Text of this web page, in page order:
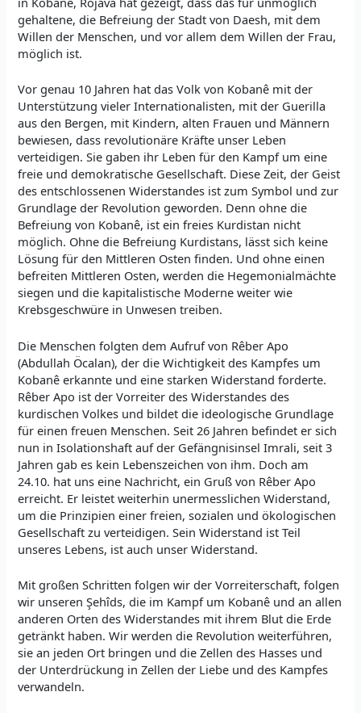
gehaltene, die Befreiung der Stadt von Daesh, mit dem
Willen der Menschen, und vor allem dem Willen der Frau,
möglich ist.
Vor genau 10 Jahren hat das Volk von Kobanê mit der
Unterstützung vieler Internationalisten, mit der Guerilla
aus den Bergen, mit Kindern, alten Frauen und Männern
bewiesen, dass revolutionäre Kräfte unser Leben
verteidigen. Sie gaben ihr Leben für den Kampf um eine
freie und demokratische Gesellschaft. Diese Zeit, der Geist
des entschlossenen Widerstandes ist zum Symbol und zur
Grundlage der Revolution geworden. Denn ohne die
Befreiung von Kobanê, ist ein freies Kurdistan nicht
möglich. Ohne die Befreiung Kurdistans, lässt sich keine
Lösung für den Mittleren Osten finden. Und ohne einen
befreiten Mittleren Osten, werden die Hegemonialmächte
siegen und die kapitalistische Moderne weiter wie
Krebsgeschwüre in Unwesen treiben.
Die Menschen folgten dem Aufruf von Rêber Apo
(Abdullah Öcalan), der die Wichtigkeit des Kampfes um
Kobanê erkannte und eine starken Widerstand forderte.
Rêber Apo ist der Vorreiter des Widerstandes des
kurdischen Volkes und bildet die ideologische Grundlage
für einen freuen Menschen. Seit 26 Jahren befindet er sich
nun in Isolationshaft auf der Gefängnisinsel Imrali, seit 3
Jahren gab es kein Lebenszeichen von ihm. Doch am
24.10. hat uns eine Nachricht, ein Gruß von Rêber Apo
erreicht. Er leistet weiterhin unermesslichen Widerstand,
um die Prinzipien einer freien, sozialen und ökologischen
Gesellschaft zu verteidigen. Sein Widerstand ist Teil
unseres Lebens, ist auch unser Widerstand.
Mit großen Schritten folgen wir der Vorreiterschaft, folgen
wir unseren Şehîds, die im Kampf um Kobanê und an allen
anderen Orten des Widerstandes mit ihrem Blut die Erde
getränkt haben. Wir werden die Revolution weiterführen,
sie an jeden Ort bringen und die Zellen des Hasses und
der Unterdrückung in Zellen der Liebe und des Kampfes
verwandeln.